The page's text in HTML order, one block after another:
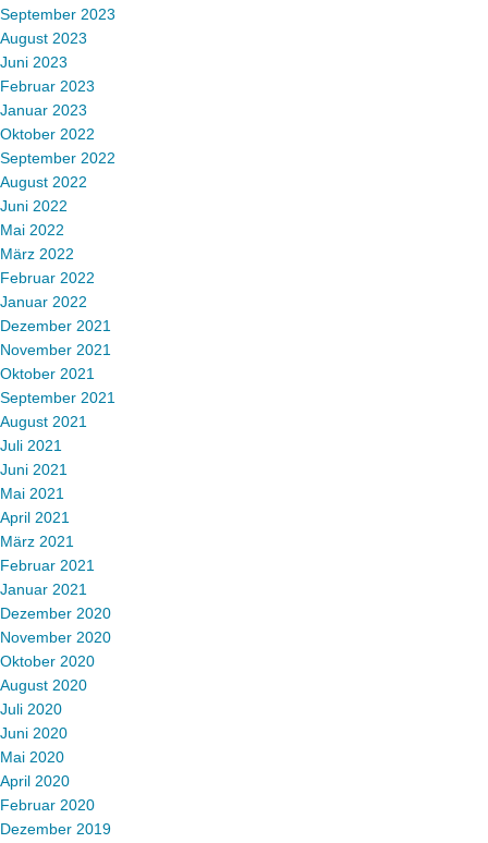
September 2023
August 2023
Juni 2023
Februar 2023
Januar 2023
Oktober 2022
September 2022
August 2022
Juni 2022
Mai 2022
März 2022
Februar 2022
Januar 2022
Dezember 2021
November 2021
Oktober 2021
September 2021
August 2021
Juli 2021
Juni 2021
Mai 2021
April 2021
März 2021
Februar 2021
Januar 2021
Dezember 2020
November 2020
Oktober 2020
August 2020
Juli 2020
Juni 2020
Mai 2020
April 2020
Februar 2020
Dezember 2019